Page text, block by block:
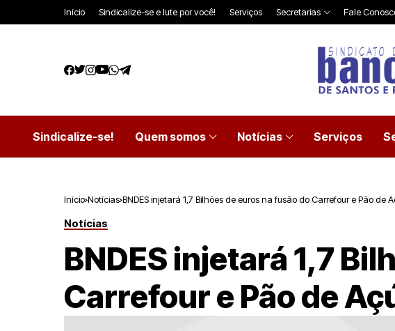
Início Sindicalize-se e lute por você! Serviços Secretarias Fale
Sindicalize-se! Quem somos Notícias Serviços
Início Notícias BNDES injetará 1,7 Bilhões de euros na fusão do Carrefour e Pão de
Notícias
BNDES injetará 1,7
Carrefour e Pão de